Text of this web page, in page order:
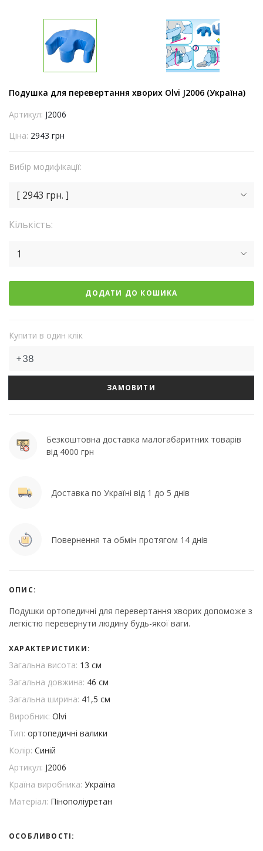
Подушка для перевертання хворих Olvi J2006 (Україна)
Артикул: J2006
Ціна: 2943 грн
Вибір модифікації:
[ 2943 грн. ]
Кількість:
1
ДОДАТИ ДО КОШИКА
Купити в один клік
ЗАМОВИТИ
Безкоштовна доставка малогабаритних товарів
від 4000 грн
Доставка по Україні від 1 до 5 днів
Повернення та обмін протягом 14 днів
ОПИС:
Подушки ортопедичні для перевертання хворих допоможе з
легкістю перевернути людину будь-якої ваги.
ХАРАКТЕРИСТИКИ:
Загальна висота: 13 см
Загальна довжина: 46 см
Загальна ширина: 41,5 см
Виробник: Olvi
Тип: ортопедичні валики
Колір: Синій
Артикул: J2006
Країна виробника: Україна
Матеріал: Пінополіуретан
ОСОБЛИВОСТІ: